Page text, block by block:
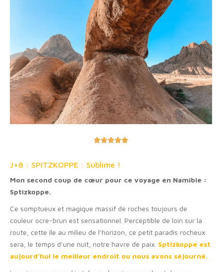

J+8 : SPITZKOPPE : Sublime !
Mon second coup de cœur pour ce voyage en Namibie :
Sptizkoppe.
Ce somptueux et magique massif de roches toujours de
couleur ocre-brun est sensationnel. Perceptible de loin sur la
route, cette île au milieu de l’horizon, ce petit paradis rocheux
sera, le temps d’une nuit, notre havre de paix. Sptizkoppe est
aujourd’hui le meilleur endroit ou nous avons séjourné.